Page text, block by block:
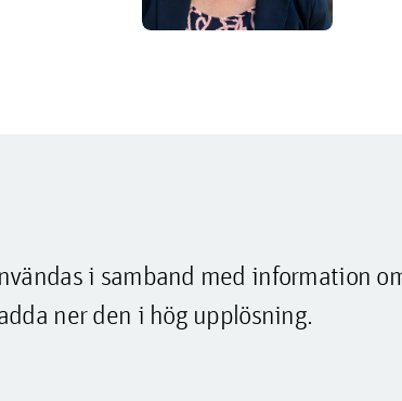
i samband med information
ner den i hög upplösning.